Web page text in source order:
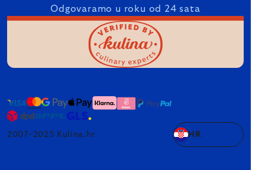
Odgovaramo u roku od 24 sata
2007–2025 Kulina.hr HR